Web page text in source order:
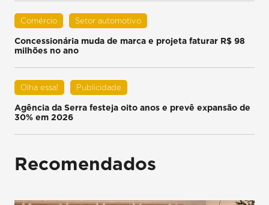
Comércio Setor automotivo
Concessionária muda de marca e projeta faturar R$ 98
milhões no ano
Olha essa! Publicidade
Agência da Serra festeja oito anos e prevê expansão de
30% em 2026
Recomendados